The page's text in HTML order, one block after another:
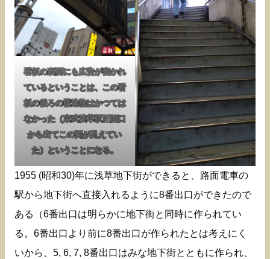
看板の裏面にも広告が書かれ
ているということは、この看
板の後ろの構造物はかつては
なかった（東武浅草駅正面口
から出てこの面が見えてい
た）ということになる。
1955 (昭和30)年に浅草地下街ができると、路面電車の
駅から地下街へ直接入れるように8番出口ができたので
ある（6番出口は明らかに地下街と同時に作られてい
る。6番出口より前に8番出口が作られたとは考えにく
いから、5, 6, 7, 8番出口はみな地下街とともに作られ、